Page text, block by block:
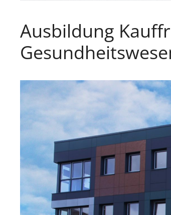
Ausbildung